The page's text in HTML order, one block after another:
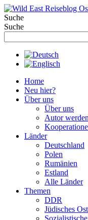
Zum
Inhalt
springen
Suche
Suche
Home
Neu hier?
Über uns
Über uns
Autor werden
Länder
Deutschland
Polen
Rumänien
Estland
Alle Länder
Themen
DDR
Jüdisches